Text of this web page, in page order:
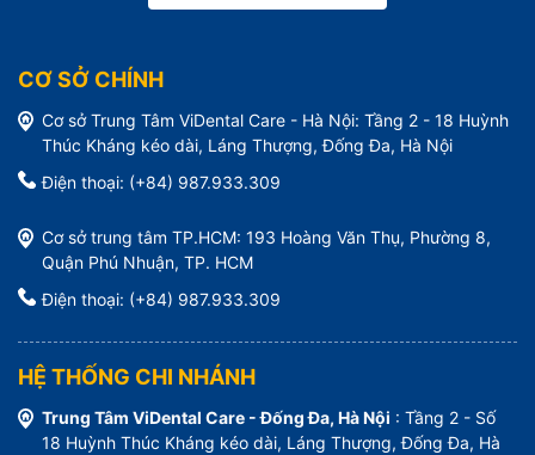
CƠ SỞ CHÍNH
Cơ sở Trung Tâm ViDental Care - Hà Nội: Tầng 2 - 18 Huỳnh
Thúc Kháng kéo dài, Láng Thượng, Đống Đa, Hà Nội
Điện thoại: (+84) 987.933.309
Cơ sở trung tâm TP.HCM: 193 Hoàng Văn Thụ, Phường 8,
Quận Phú Nhuận, TP. HCM
Điện thoại: (+84) 987.933.309
HỆ THỐNG CHI NHÁNH
Trung Tâm ViDental Care - Đống Đa, Hà Nội : Tầng 2 - Số
18 Huỳnh Thúc Kháng kéo dài, Láng Thượng, Đống Đa, Hà